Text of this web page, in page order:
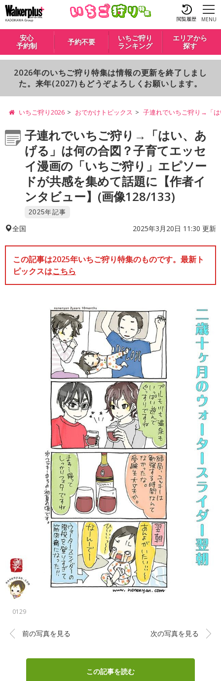
閲覧履歴 MENU
安心
予約制
予約不要
いちご狩り
ランキング
エリアから
探す
2026年のいちご狩り特集は情報の更新を終了しまし
た。来年(2027)もどうぞよろしくお願いします。
いちご狩り2026 おでかけトピックス 子連れでいちご狩り→「は
子連れでいちご狩り→「はい、あ
げる」は何の合図？子育てエッセ
イ漫画の「いちご狩り」エピソー
ドが共感を集めて話題に【作者イ
ンタビュー】(画像128/133)
2025年記事
全国 2025年3月20日 11:30 更新
この記事は2025年いちご狩り特集のものです。最新ト
ピックスはこちら
0129
前の写真を見る 次の写真を見る
この記事を読む